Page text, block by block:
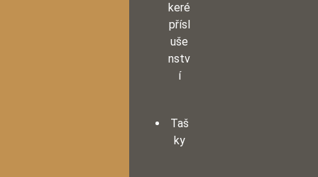
keré
přísl
uše
nstv
í
Taš
ky